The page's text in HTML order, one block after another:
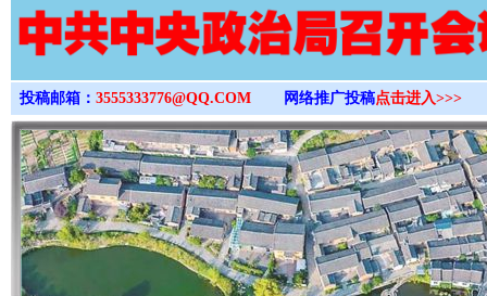
投稿邮箱： 3555333776@QQ.COM 网络推广投稿点击进入>>>